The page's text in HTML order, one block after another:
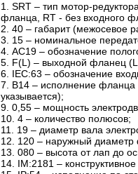
1. SRT – тип мотор-
фланца, RT - без входного
2. 40 – габарит (межосевое
3. 15 – номинальное
4. AC19 – обозначение
5. F(L) – выходной фланец
6. IEC:63 – обозначение
7. В14 – исполнение фланца
указывается);
9. 0,55 – мощность
10. 4 – количество полюсов;
11. 19 – диаметр вала
12. 120 – наружный диаметр
13. 080 – высота от лап до
14. IM:2181 –